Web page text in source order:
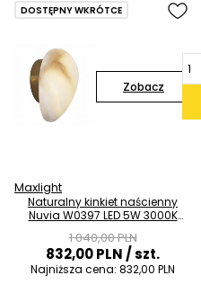
Zobacz
DOSTĘPNY WKRÓTCE
Maxlight
Naturalny kinkiet naścienny
Nuvia W0397 LED 5W 3000K
1 040,00 PLN
832,00 PLN/ szt.
Najniższa cena: 832,00 PLN